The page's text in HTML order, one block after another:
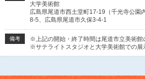
大学美術館
広島県尾道市西土堂町17-19（千光寺公園
8-5、広島県尾道市久保3-4-1
備考
※上記の開始・終了時間は尾道市立美術館
※サテライトスタジオと大学美術館での